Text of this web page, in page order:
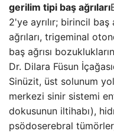
gerilim tipi baş ağrıları
2'ye ayrılır; birincil
ağrıları, trigeminal
baş ağrısı
Dr. Dilara Füsun
Sinüzit, üst solunum
merkezi sinir sistemi
dokusunun iltihabı),
psödoserebral